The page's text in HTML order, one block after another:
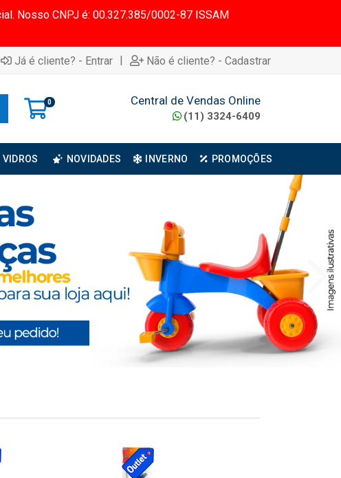
Nosso CNPJ é: 00.327.385/0002-87 ISSAM
Já é cliente? - Entrar | Não é cliente? - Cadastrar
0 Central de Vendas Online
(11) 3324-6409
VIDROS NOVIDADES INVERNO PROMOÇÕES